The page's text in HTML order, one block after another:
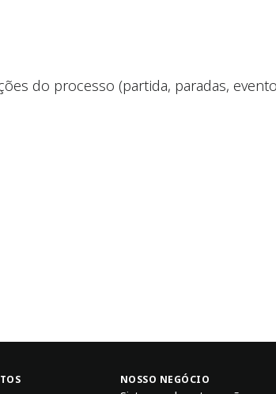
do processo (partida, paradas,
NOSSO NEGÓCIO